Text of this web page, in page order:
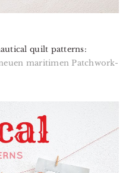
quilt patterns:
maritimen Patchwork-